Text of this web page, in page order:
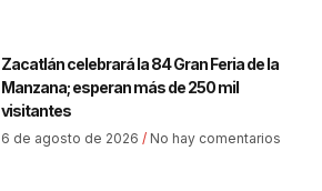
Zacatlán celebrará la 84 Gran Feria de la
Manzana; esperan más de 250 mil
visitantes
6 de agosto de 2026 No hay comentarios